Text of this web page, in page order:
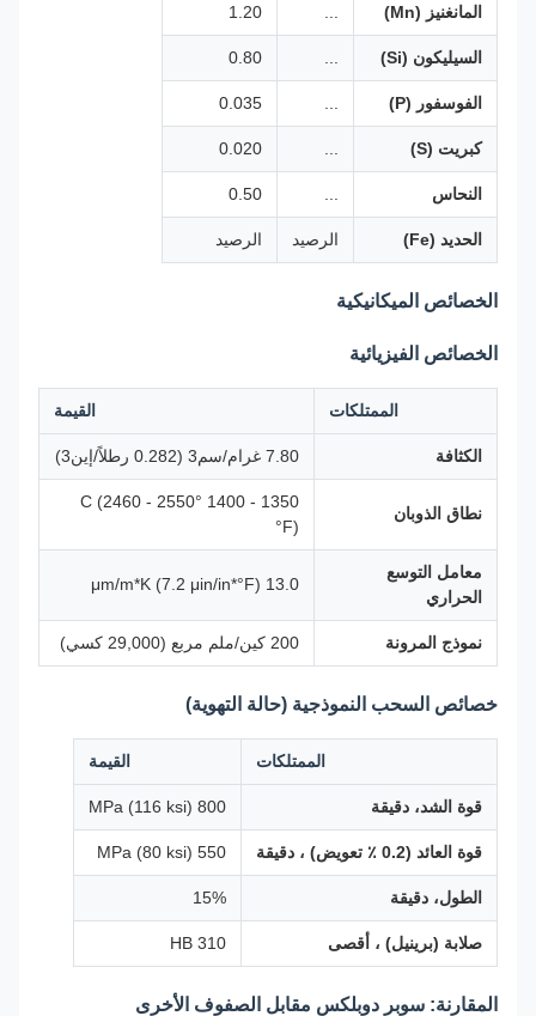
المانغنيز (Mn) 1.20
السيليكون (Si) 0.80
الفوسفور (P) 0.035
كبريت (S) 0.020
النحاس 0.50
الحديد (Fe) الرصيد الرصيد
الخصائص الميكانيكية
الخصائص الفيزيائية
الممتلكات القيمة
الكثافة 7.80 غرام/سم3 (0.282 رطلاً/إين3)
نطاق الذوبان
1350 - 1400 °C (2460 - 2550
°F)
معامل التوسع
الحراري
13.0 μm/m*K (7.2 μin/in*°F)
نموذج المرونة 200 كين/ملم مربع (29,000 كسي)
خصائص السحب النموذجية (حالة التهوية)
الممتلكات القيمة
قوة الشد، دقيقة 800 MPa (116 ksi)
قوة العائد (0.2 ٪ تعويض) ، دقيقة 550 MPa (80 ksi)
الطول، دقيقة 15%
صلابة (برينيل) ، أقصى 310 HB
المقارنة: سوبر دوبلكس مقابل الصفوف الأخرى